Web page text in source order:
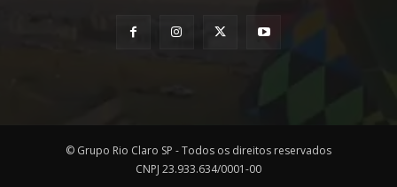
© Grupo Rio Claro SP - Todos os direitos reservados
CNPJ 23.933.634/0001-00